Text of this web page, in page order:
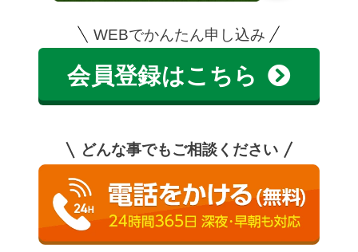
WEBでかんたん申し込み
会員登録はこちら
どんな事でもご相談ください